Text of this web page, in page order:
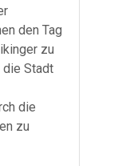
den Tag
zu
die Stadt
die
zu